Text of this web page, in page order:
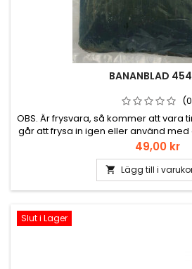
BANANBLAD
OBS. Är frysvara, så kommer att vara
går att frysa in igen eller använd
ett måste till Cochinita Pibil (Den
marinerar köttet och wrappar i
en grop i marken. Själv har jag ingen
ugnen. Här e en liten video med
Pris
49,00 kr
 Lägg till i
Slut i Lager